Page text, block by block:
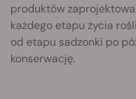
produktów
każdego etapu życia
od etapu sadzonki po
konserwację.